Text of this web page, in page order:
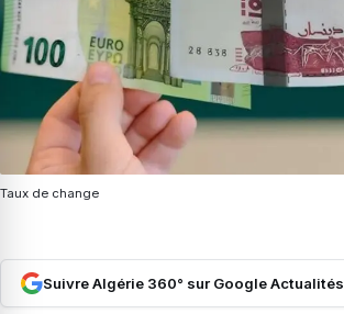
Taux de change
Suivre Algérie 360° sur Google Actualités